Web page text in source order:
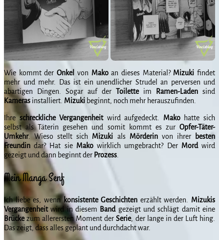
Wie kommt derOnkel von Makoan dieses Material? Mizuki findet
mehr und mehr. Das ist ein unendlicher Strudel an perversen und
abartigen Dingen. Sogar auf der Toiletteim Ramen-Laden sind
Kameras installiert. Mizuki beginnt, noch mehr herauszufinden.
Ihreschreckliche Vergangenheitwird aufgedeckt. Makohatte sich
selbst als Täterin gesehen und somit kommt es zur Opfer-Täter-
Umkehr. Wieso stellt sich Mizuki als Mörderinvon ihrer
besten
Freundin dar? Hat sie Makowirklich umgebracht? Der Mordwird
gezeigt und dann beginnt der Prozess
Mein Manga Senf
Ich liebe es, wennkonsistente Geschichten erzählt werden. Mizukis
Vergangenheitwird in diesem Bandgezeigt und schlägt damit eine
Brückezum allerersten Moment derSerie, der lange in der Luft hing.
Das zeigt, dass alles geplant und durchdacht war.